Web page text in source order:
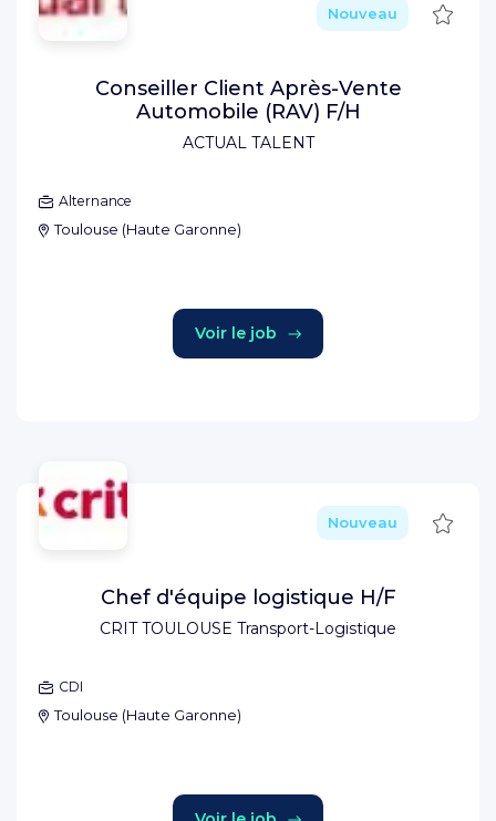
ACTUAL TALENT
Nouveau
Conseiller Client Après-Vente
Automobile (RAV) F/H
Alternance
Toulouse (Haute Garonne)
Voir le job
CRIT TOULOUSE Transport-Logistique
Nouveau
Chef d'équipe logistique H/F
CDI
Toulouse (Haute Garonne)